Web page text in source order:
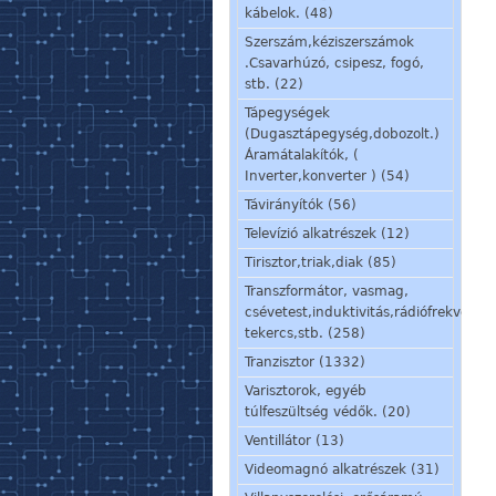
kábelok. (48)
Szerszám,kéziszerszámok
.Csavarhúzó, csipesz, fogó,
stb. (22)
Tápegységek
(Dugasztápegység,dobozolt.)
Áramátalakítók, (
Inverter,konverter ) (54)
Távirányítók (56)
Televízió alkatrészek (12)
Tirisztor,triak,diak (85)
Transzformátor, vasmag,
csévetest,induktivitás,rádiófrekvenciás
tekercs,stb. (258)
Tranzisztor (1332)
Varisztorok, egyéb
túlfeszültség védők. (20)
Ventillátor (13)
Videomagnó alkatrészek (31)